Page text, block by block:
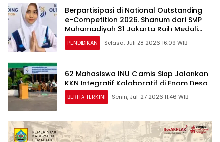
Berpartisipasi di National Outstanding
e-Competition 2026, Shanum dari SMP
Muhamadiyah 31 Jakarta Raih Medali
Emas dan Perak
PENDIDIKAN Selasa, Juli 28 2026 16:09 WIB
62 Mahasiswa INU Ciamis Siap Jalankan
KKN Integratif Kolaboratif di Enam Desa
BERITA TERKINI Senin, Juli 27 2026 11:46 WIB